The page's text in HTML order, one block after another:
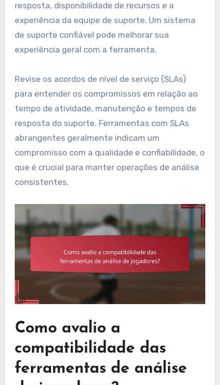
resposta, disponibilidade de recursos e a
experiência da equipe de suporte. Um sistema
de suporte confiável pode melhorar sua
experiência geral com a ferramenta.
Revise os acordos de nível de serviço (SLAs)
para entender os compromissos em relação ao
tempo de atividade, manutenção e tempos de
resposta do suporte. Ferramentas com SLAs
abrangentes geralmente indicam um
compromisso com a qualidade e confiabilidade, o
que é crucial para manter operações de análise
consistentes.
Como avalio a
compatibilidade das
ferramentas de análise